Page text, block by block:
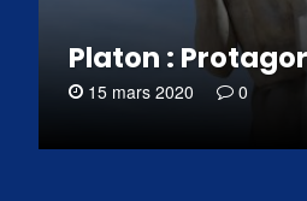
Platon :
15 mars 2020 0